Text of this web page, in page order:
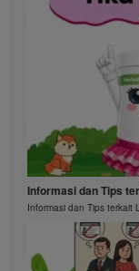
Informasi dan Tips
Informasi dan Tips terkait